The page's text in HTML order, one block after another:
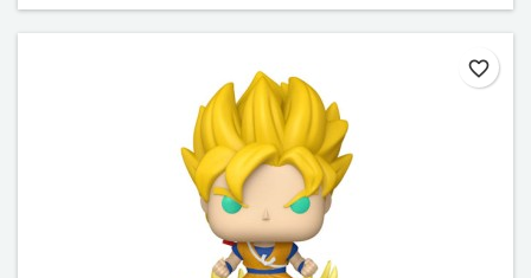
favorite_border